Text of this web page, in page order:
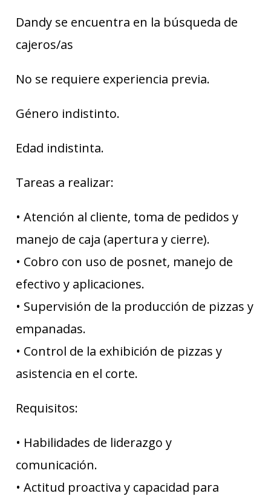
Dandy se encuentra en la búsqueda de
cajeros/as
No se requiere experiencia previa.
Género indistinto.
Edad indistinta.
Tareas a realizar:
• Atención al cliente, toma de pedidos y
manejo de caja (apertura y cierre).
• Cobro con uso de posnet, manejo de
efectivo y aplicaciones.
• Supervisión de la producción de pizzas y
empanadas.
• Control de la exhibición de pizzas y
asistencia en el corte.
Requisitos:
• Habilidades de liderazgo y
comunicación.
• Actitud proactiva y capacidad para